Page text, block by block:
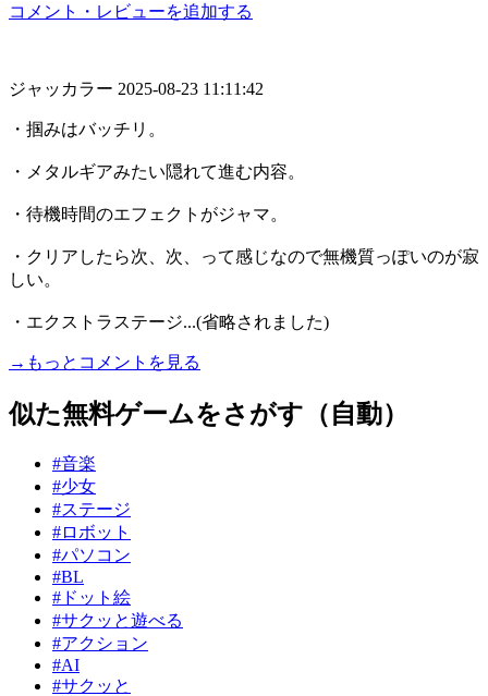
コメント・レビューを追加する
ジャッカラー 2025-08-23 11:11:42
・掴みはバッチリ。
・メタルギアみたい隠れて進む内容。
・待機時間のエフェクトがジャマ。
・クリアしたら次、次、って感じなので無機質っぽいのが寂
しい。
・エクストラステージ...(省略されました)
→もっとコメントを見る
似た無料ゲームをさがす（自動）
#音楽
#少女
#ステージ
#ロボット
#パソコン
#BL
#ドット絵
#サクッと遊べる
#アクション
#AI
#サクッと